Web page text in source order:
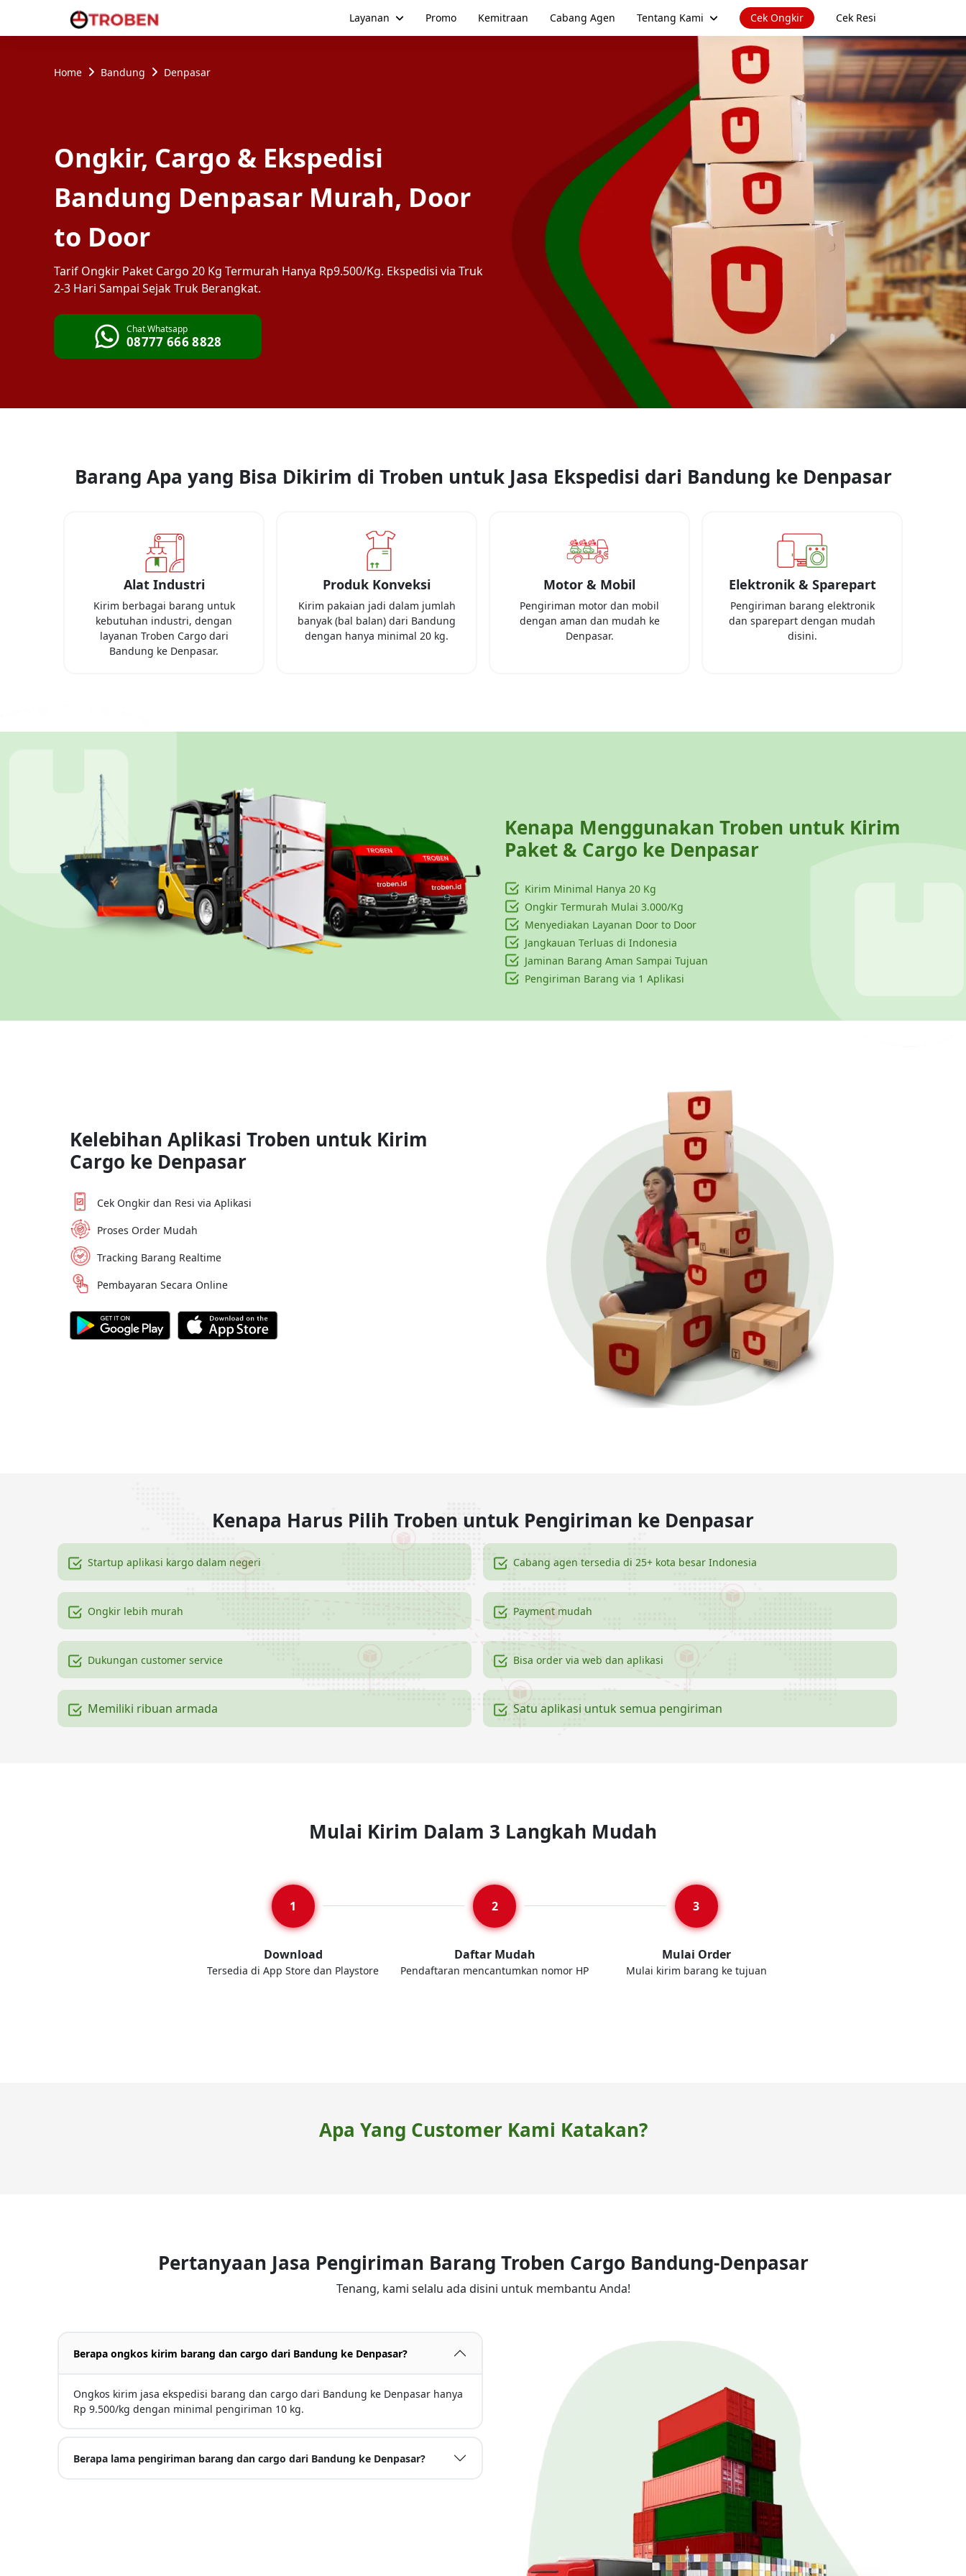
Layanan Promo Kemitraan Cabang Agen Tentang Kami Cek Ongkir Cek Resi
Home Bandung Denpasar
Ongkir, Cargo & Ekspedisi
Bandung Denpasar Murah, Door
to Door
Tarif Ongkir Paket Cargo 20 Kg Termurah Hanya Rp9.500/Kg. Ekspedisi via Truk
2-3 Hari Sampai Sejak Truk Berangkat.
Chat Whatsapp
08777 666 8828
Barang Apa yang Bisa Dikirim di Troben untuk Jasa Ekspedisi dari Bandung ke Denpasar
Alat Industri
Kirim berbagai barang untuk
kebutuhan industri, dengan
layanan Troben Cargo dari
Bandung ke Denpasar.
Produk Konveksi
Kirim pakaian jadi dalam jumlah
banyak (bal balan) dari Bandung
dengan hanya minimal 20 kg.
Motor & Mobil
Pengiriman motor dan mobil
dengan aman dan mudah ke
Denpasar.
Elektronik & Sparepart
Pengiriman barang elektronik
dan sparepart dengan mudah
disini.
Kenapa Menggunakan Troben untuk Kirim
Paket & Cargo ke Denpasar
Kirim Minimal Hanya 20 Kg
Ongkir Termurah Mulai 3.000/Kg
Menyediakan Layanan Door to Door
Jangkauan Terluas di Indonesia
Jaminan Barang Aman Sampai Tujuan
Pengiriman Barang via 1 Aplikasi
Kelebihan Aplikasi Troben untuk Kirim
Cargo ke Denpasar
Cek Ongkir dan Resi via Aplikasi
Proses Order Mudah
Tracking Barang Realtime
Pembayaran Secara Online
Kenapa Harus Pilih Troben untuk Pengiriman ke Denpasar
Startup aplikasi kargo dalam negeri Cabang agen tersedia di 25+ kota besar Indonesia
Ongkir lebih murah Payment mudah
Dukungan customer service Bisa order via web dan aplikasi
Memiliki ribuan armada Satu aplikasi untuk semua pengiriman
Mulai Kirim Dalam 3 Langkah Mudah
Download
Tersedia di App Store dan Playstore
Daftar Mudah
Pendaftaran mencantumkan nomor HP
Mulai Order
Mulai kirim barang ke tujuan
Apa Yang Customer Kami Katakan?
Pertanyaan Jasa Pengiriman Barang Troben Cargo Bandung-Denpasar
Tenang, kami selalu ada disini untuk membantu Anda!
Berapa ongkos kirim barang dan cargo dari Bandung ke Denpasar?
Ongkos kirim jasa ekspedisi barang dan cargo dari Bandung ke Denpasar hanya
Rp 9.500/kg dengan minimal pengiriman 10 kg.
Berapa lama pengiriman barang dan cargo dari Bandung ke Denpasar?